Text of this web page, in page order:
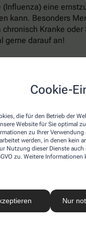
Cookie-
die für den Betrieb der
Website für Sie optimal
zu Ihrer
werden, in denen kein
Nutzung dieser Dienste
zu. Weitere Informationen
Nur
eine
kann. Besonders
Kranke
gerne darauf an!
Infektionen
unser
von Viren oder
Vesikel (EV). Die
besetzt, an die
deutlich weniger
Schwankungen
– es